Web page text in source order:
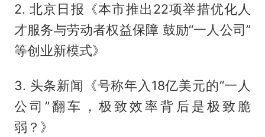
2. 北京日报《本市推出22项举措优化人
才服务与劳动者权益保障 鼓励“一人公司”
等创业新模式》
3. 头条新闻《号称年入18亿美元的“一人
公司”翻车，极致效率背后是极致脆
弱？》